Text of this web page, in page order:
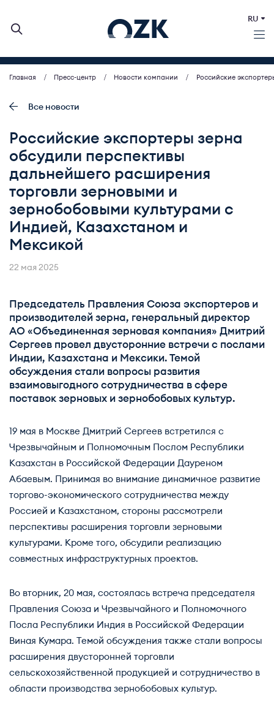
ИНВЕСТОРАМ
МСП (ЗАКУПКИ)
ПРЕСС-ЦЕНТР
КОНТАКТЫ
RU
Главная Пресс-центр Новости компании Российские
Все новости
Российские экспортеры зерна
обсудили перспективы
дальнейшего расширения
торговли зерновыми и
зернобобовыми культурами с
Индией, Казахстаном и
Мексикой
22 мая 2025
Председатель Правления Союза экспортеров и
производителей зерна, генеральный директор
АО «Объединенная зерновая компания» Дмитрий
Сергеев провел двусторонние встречи с послами
Индии, Казахстана и Мексики. Темой
обсуждения стали вопросы развития
взаимовыгодного сотрудничества в сфере
поставок зерновых и зернобобовых культур.
19 мая в Москве Дмитрий Сергеев встретился с
Чрезвычайным и Полномочным Послом Республики
Казахстан в Российской Федерации Дауреном
Абаевым. Принимая во внимание динамичное развитие
торгово-экономического сотрудничества между
Россией и Казахстаном, стороны рассмотрели
перспективы расширения торговли зерновыми
культурами. Кроме того, обсудили реализацию
совместных инфраструктурных проектов.
Во вторник, 20 мая, состоялась встреча председателя
Правления Союза и Чрезвычайного и Полномочного
Посла Республики Индия в Российской Федерации
Виная Кумара. Темой обсуждения также стали вопросы
расширения двусторонней торговли
сельскохозяйственной продукцией и сотрудничество в
области производства зернобобовых культур.